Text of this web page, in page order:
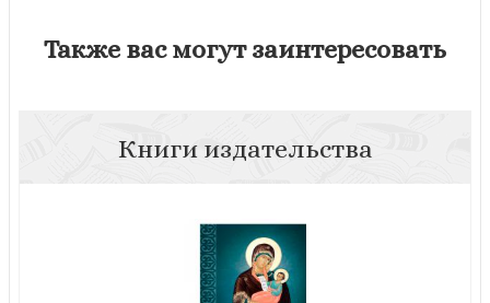
Также вас могут заинтересовать
Книги издательства